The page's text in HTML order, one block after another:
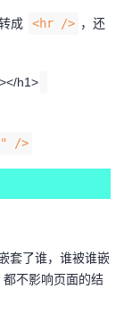
成 <hr /> ，还
h1>
/>
套了谁，谁被谁嵌
不影响页面的结